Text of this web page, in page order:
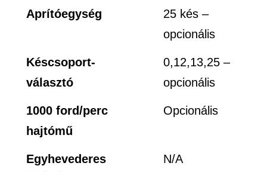
Aprítóegység
25 kés –
opcionális
Késcsoport-
választó
0,12,13,25 –
opcionális
1000 ford/perc
hajtómű
Opcionális
Egyhevederes
N/A